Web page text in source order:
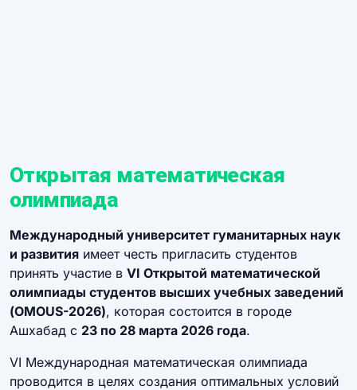
Открытая математическая
олимпиада
Международный университет гуманитарных наук
и развития имеет честь пригласить студентов
принять участие в VI Открытой математической
олимпиады студентов высших учебных заведений
(OMOUS-2026), которая состоится в городе
Ашхабад с 23 по 28 марта 2026 года.
VI Международная математическая олимпиада
проводится в целях создания оптимальных условий